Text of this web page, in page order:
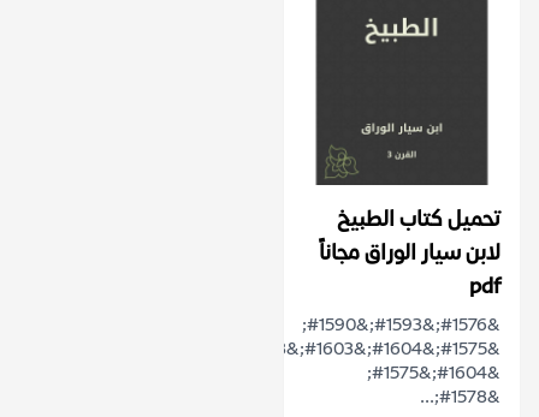
تحميل كتاب الطبيخ
لابن سيار الوراق مجاناً
pdf
&#1576;&#1593;&#1590;
&#1604;&#1575;
&#1578;...